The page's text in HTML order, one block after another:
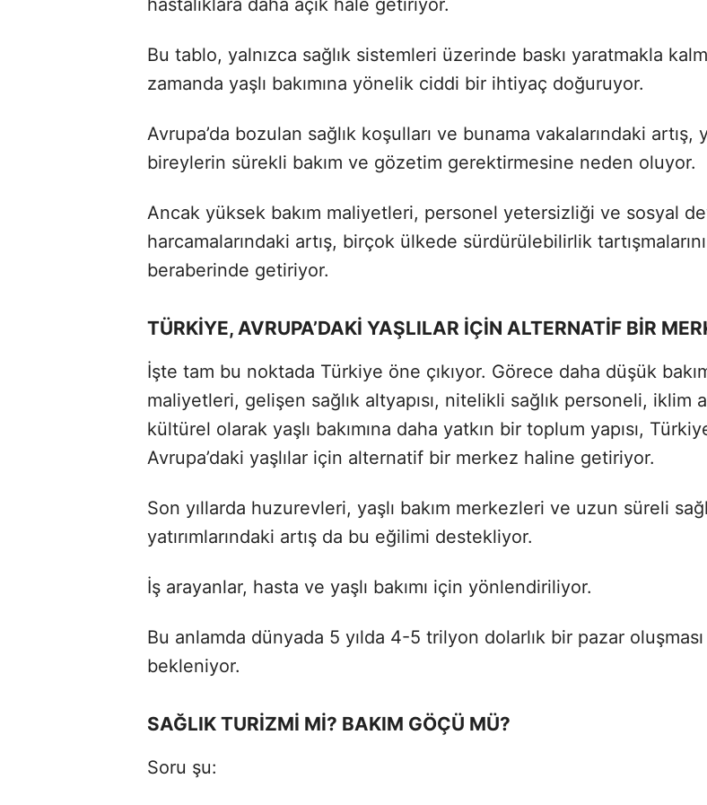
Bu tablo, yalnızca sağlık sistemleri üzerinde baskı yaratmakla
zamanda yaşlı bakımına yönelik ciddi bir ihtiyaç doğuruyor.
Avrupa’da bozulan sağlık koşulları ve bunama vakalarındaki artış,
bireylerin sürekli bakım ve gözetim gerektirmesine neden oluyor.
Ancak yüksek bakım maliyetleri, personel yetersizliği ve sosyal
harcamalarındaki artış, birçok ülkede sürdürülebilirlik tartışmalarını
beraberinde getiriyor.
TÜRKİYE, AVRUPA’DAKİ YAŞLILAR İÇİN ALTERNATİF BİR
İşte tam bu noktada Türkiye öne çıkıyor. Görece daha düşük
maliyetleri, gelişen sağlık altyapısı, nitelikli sağlık personeli, iklim
kültürel olarak yaşlı bakımına daha yatkın bir toplum yapısı,
Avrupa’daki yaşlılar için alternatif bir merkez haline getiriyor.
Son yıllarda huzurevleri, yaşlı bakım merkezleri ve uzun süreli
yatırımlarındaki artış da bu eğilimi destekliyor.
İş arayanlar, hasta ve yaşlı bakımı için yönlendiriliyor.
Bu anlamda dünyada 5 yılda 4-5 trilyon dolarlık bir pazar oluşması
bekleniyor.
SAĞLIK TURİZMİ Mİ? BAKIM GÖÇÜ MÜ?
Soru şu: